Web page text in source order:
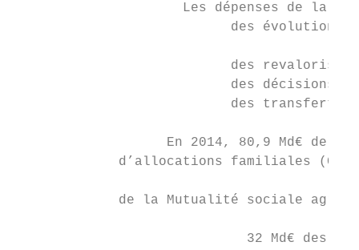
Les dépenses de la
des évolutions
des
des décisions
des transferts
En 2014, 80,9 Md€ de
d’allocations familiales
de la Mutualité sociale
32 Md€ des